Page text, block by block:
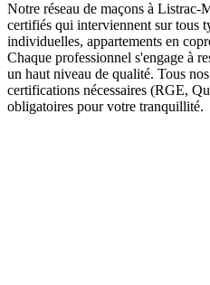
Notre réseau de maçons à Listrac-
certifiés qui interviennent sur tous
individuelles, appartements en
Chaque professionnel s'engage à
un haut niveau de qualité. Tous nos
certifications nécessaires (RGE,
obligatoires pour votre tranquillité.